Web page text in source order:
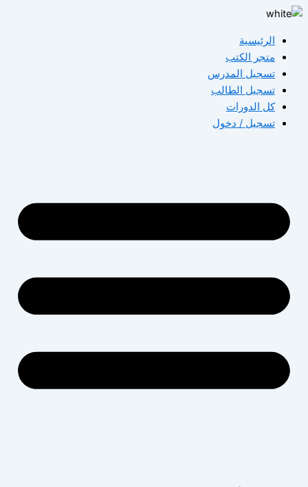
تخطي
المحتوىالرئيسية
متجر الكتب
تسجيل المدرس
تسجيل الطالب
كل الدورات
تسجيل / دخول